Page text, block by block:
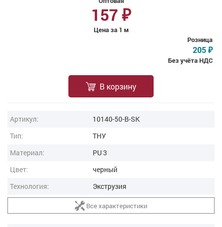
157 ₽
Цена за 1 м
Розница
205 ₽
Без учёта НДС
В корзину
Артикул:
10140-50-B-SK
Тип:
ТНУ
Материал:
PU 3
Цвет:
черный
Технология:
Экструзия
Все характеристики